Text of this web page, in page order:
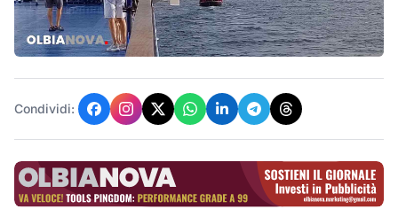
Condividi: